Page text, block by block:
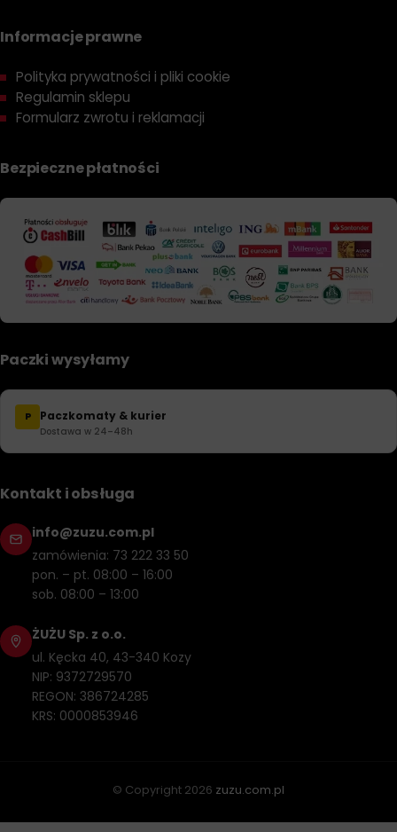
Informacje prawne
Polityka prywatności i pliki cookie
Regulamin sklepu
Formularz zwrotu i reklamacji
Bezpieczne płatności
Paczki wysyłamy
P Paczkomaty & kurier
Dostawa w 24–48h
Kontakt i obsługa
info@zuzu.com.pl
zamówienia: 73 222 33 50
pon. – pt. 08:00 – 16:00
sob. 08:00 – 13:00
ŻUŻU Sp. z o.o.
ul. Kęcka 40, 43-340 Kozy
NIP: 9372729570
REGON: 386724285
KRS: 0000853946
© Copyright 2026 zuzu.com.pl